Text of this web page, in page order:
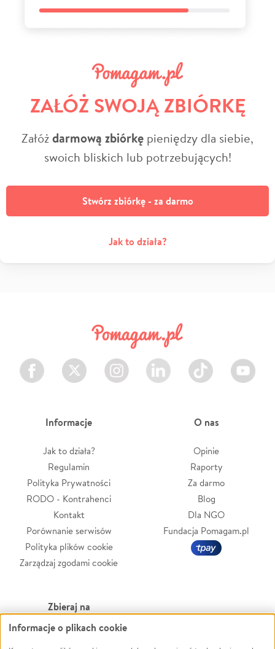
ZAŁÓŻ SWOJĄ ZBIÓRKĘ
Załóżdarmową zbiórkę pieniędzy dla siebie,
swoich bliskich lub potrzebujących!
Stwórz zbiórkę - za darmo
Jak to działa?
Facebook Twitter Instagram LinkedIn TikTok Youtube
Informacje
Jak to działa?
Regulamin
Polityka Prywatności
RODO - Kontrahenci
Kontakt
Porównanie serwisów
Polityka plików cookie
Zarządzaj zgodami cookie
O nas
Opinie
Raporty
Za darmo
Blog
Dla NGO
Fundacja Pomagam.pl
Zbieraj na
Leczenie
Informacje o plikach cookie